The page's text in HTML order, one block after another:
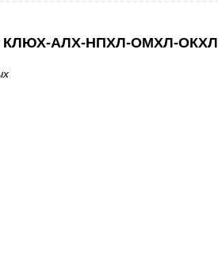
КЛЮХ-АЛХ-НПХЛ-ОМХЛ-ОКХЛ